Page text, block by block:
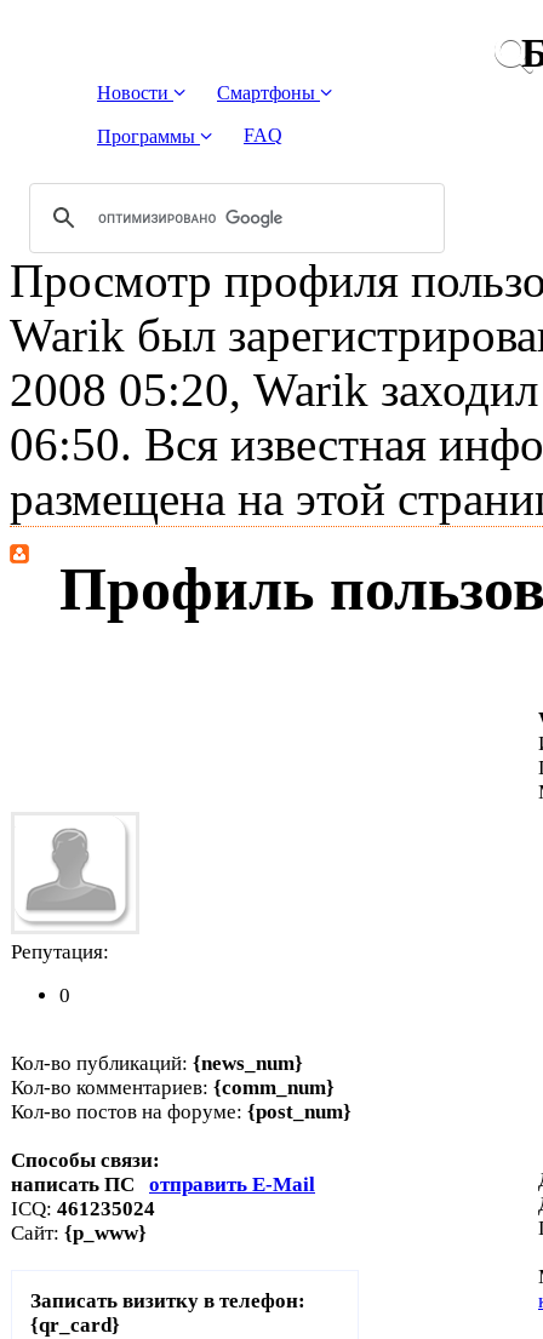
Новости Смартфоны
Программы FAQ
Просмотр профиля
Warik был
2008 05:20, Warik
06:50. Вся известная
размещена на этой
Профиль
Репутация:
0
Кол-во публикаций: {news_num}
Кол-во комментариев: {comm_num}
Кол-во постов на форуме: {post_num}
Способы связи:
написать ПС отправить E-Mail
ICQ: 461235024
Сайт: {p_www}
Записать визитку в телефон:
{qr_card}